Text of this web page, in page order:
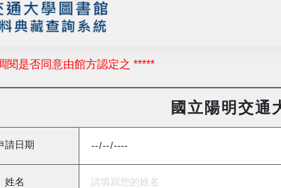
閱是否同意由館方認定之 *****
國立陽明交通
請日期
姓名